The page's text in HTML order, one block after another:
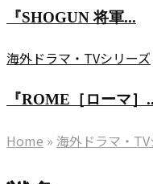
者
た
歴
を
ス』
な
伝
説
軍』
な
ぜ
界
『SHOGUN 将軍...
『ROME［ロ
マ］』
な
ぜ
海外ドラマ・TVシリーズ
『ROME［ローマ］
『ROME［ロ
Home » 海外ドラマ・